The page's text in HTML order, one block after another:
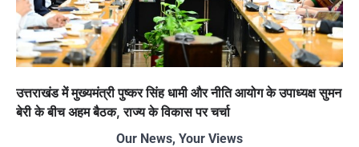
उत्तराखंड में मुख्यमंत्री पुष्कर सिंह धामी और नीति आयोग के उपाध्यक्ष सुमन
बेरी के बीच अहम बैठक, राज्य के विकास पर चर्चा
Our News, Your Views